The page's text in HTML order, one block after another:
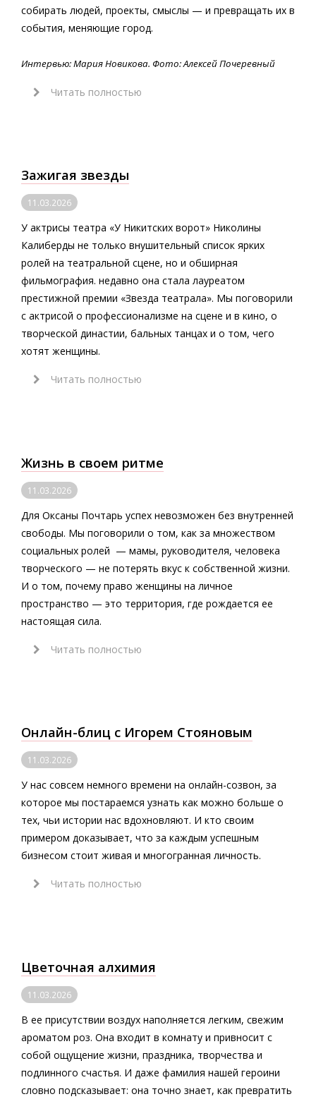
собирать людей, проекты, смыслы — и превращать их в
события, меняющие город.
Интервью: Мария Новикова. Фото: Алексей Почеревный
Читать полностью
Зажигая звезды
11.03.2026
У актрисы театра «У Никитских ворот» Николины
Калиберды не только внушительный список ярких
ролей на театральной сцене, но и обширная
фильмография. недавно она стала лауреатом
престижной премии «Звезда театрала». Мы поговорили
с актрисой о профессионализме на сцене и в кино, о
творческой династии, бальных танцах и о том, чего
хотят женщины.
Читать полностью
Жизнь в своем ритме
11.03.2026
Для Оксаны Почтарь успех невозможен без внутренней
свободы. Мы поговорили о том, как за множеством
социальных ролей — мамы, руководителя, человека
творческого — не потерять вкус к собственной жизни.
И о том, почему право женщины на личное
пространство — это территория, где рождается ее
настоящая сила.
Читать полностью
Онлайн-блиц с Игорем Стояновым
11.03.2026
У нас совсем немного времени на онлайн-созвон, за
которое мы постараемся узнать как можно больше о
тех, чьи истории нас вдохновляют. И кто своим
примером доказывает, что за каждым успешным
бизнесом стоит живая и многогранная личность.
Читать полностью
Цветочная алхимия
11.03.2026
В ее присутствии воздух наполняется легким, свежим
ароматом роз. Она входит в комнату и привносит с
собой ощущение жизни, праздника, творчества и
подлинного счастья. И даже фамилия нашей героини
словно подсказывает: она точно знает, как превратить